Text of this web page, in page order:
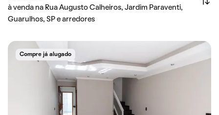
à venda na Rua Augusto Calheiros, Jardim Paraventi,
Guarulhos, SP e arredores
Compre já alugado